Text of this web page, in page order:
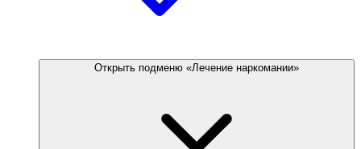
Открыть подменю «Лечение наркомании»